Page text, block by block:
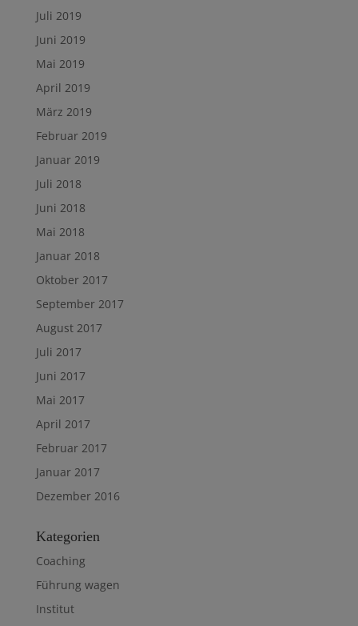
Juli 2019
Juni 2019
Mai 2019
April 2019
März 2019
Februar 2019
Januar 2019
Juli 2018
Juni 2018
Mai 2018
Januar 2018
Oktober 2017
September 2017
August 2017
Juli 2017
Juni 2017
Mai 2017
April 2017
Februar 2017
Januar 2017
Dezember 2016
Kategorien
Coaching
Führung wagen
Institut